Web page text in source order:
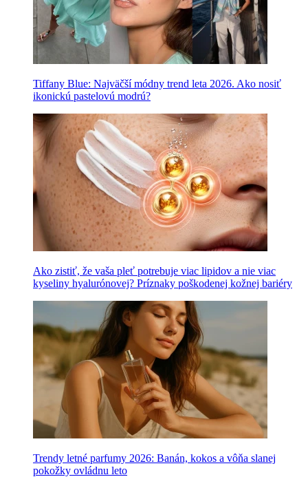
Tiffany Blue: Najväčší módny trend leta 2026. Ako nosiť
ikonickú pastelovú modrú?
Ako zistiť, že vaša pleť potrebuje viac lipidov a nie viac
kyseliny hyalurónovej? Príznaky poškodenej kožnej bariéry
Trendy letné parfumy 2026: Banán, kokos a vôňa slanej
pokožky ovládnu leto